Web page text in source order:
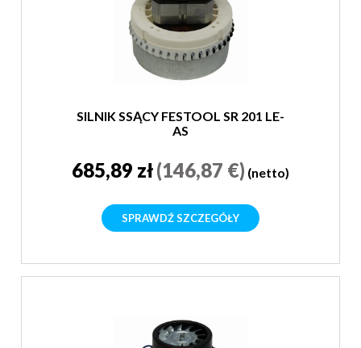
SILNIK SSĄCY FESTOOL SR 201 LE-
AS
685,89 zł(146,87 €) (netto)
SPRAWDŹ SZCZEGÓŁY